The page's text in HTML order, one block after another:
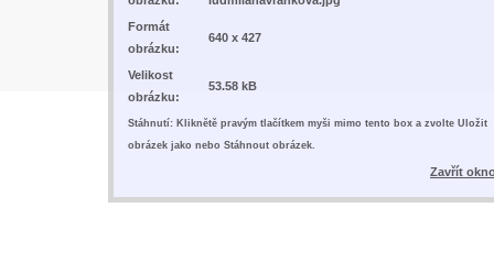
Formát
obrázku:
640 x 427
Velikost
obrázku:
53.58 kB
Stáhnutí: Kliknětě pravým tlačítkem myši mimo tento box a zvolte Uložit
obrázek jako nebo Stáhnout obrázek.
Zavřít